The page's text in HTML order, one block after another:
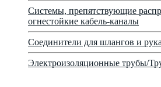
Системы, препятствующие
огнестойкие кабель-каналы
Соединители для шлангов и
Электроизоляционные трубы/